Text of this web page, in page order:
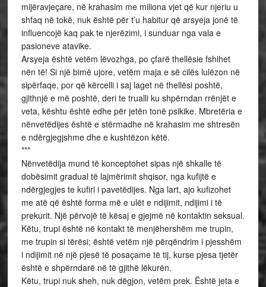
mijëravjeçare, në krahasim me miliona vjet që kur njeriu u
shfaq në tokë, nuk është për t’u habitur që arsyeja jonë të
influencojë kaq pak te njerëzimi, i sunduar nga vala e
pasioneve atavike.
Arsyeja është vetëm lëvozhga, po çfarë thellësie fshihet
nën të! Si një bimë ujore, vetëm maja e së cilës lulëzon në
sipërfaqe, por që kërcelli i saj laget në thellësi poshtë,
gjithnjë e më poshtë, deri te trualli ku shpërndan rrënjët e
veta, kështu është edhe për jetën tonë psikike. Mbretëria e
nënvetëdijes është e stërmadhe në krahasim me shtresën
e ndërgjegjshme dhe e kushtëzon këtë.
***
Nënvetëdija mund të konceptohet sipas një shkalle të
dobësimit gradual të lajmërimit shqisor, nga kufijtë e
ndërgjegjes te kufiri i pavetëdijes. Nga lart, ajo kufizohet
me atë që është forma më e ulët e ndijimit, ndijimi i të
prekurit. Një përvojë të kësaj e gjejmë në kontaktin seksual.
Këtu, trupi është në kontakt të menjëhershëm me trupin,
me trupin si tërësi; është vetëm një përqëndrim i pjesshëm
i ndijimit në një pjesë të posaçame të tij, kurse pjesa tjetër
është e shpërndarë në të gjithë lëkurën.
Këtu, trupi nuk sheh, nuk dëgjon, vetëm prek. Është jeta e